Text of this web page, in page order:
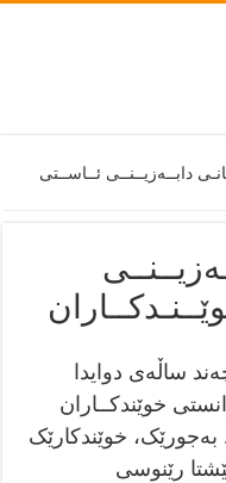
دابــەزیــنــی ئــاســتی
ساڵەی دوایدا
خوێندکــاران
خوێندکارێک
رێنوسی